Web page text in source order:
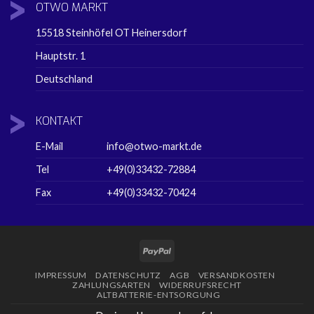
OTWO MARKT
15518 Steinhöfel OT Heinersdorf
Hauptstr. 1
Deutschland
KONTAKT
E-Mail
info@otwo-markt.de
Tel
+49(0)33432-72884
Fax
+49(0)33432-70424
PayPal
IMPRESSUM DATENSCHUTZ AGB
VERSANDKOSTEN
ZAHLUNGSARTEN
WIDERRUFSRECHT
ALTBATTERIE-ENTSORGUNG